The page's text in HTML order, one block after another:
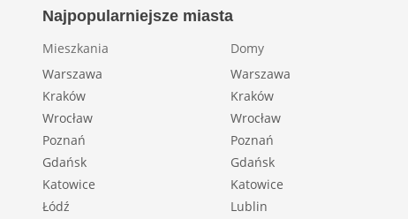
Najpopularniejsze miasta
Mieszkania
Warszawa
Kraków
Wrocław
Poznań
Gdańsk
Katowice
Łódź
Domy
Warszawa
Kraków
Wrocław
Poznań
Gdańsk
Katowice
Lublin